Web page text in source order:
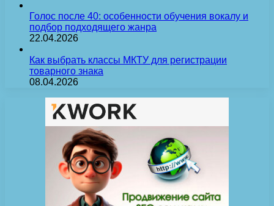
Голос после 40: особенности обучения вокалу и
подбор подходящего жанра
22.04.2026
Как выбрать классы МКТУ для регистрации
товарного знака
08.04.2026